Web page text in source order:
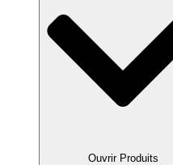
Ouvrir Produits